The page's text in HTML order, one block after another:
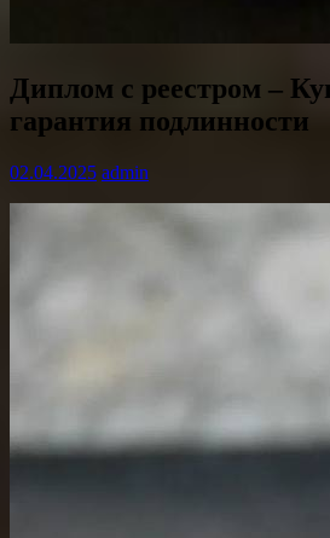
Диплом с реестром –
гарантия подлинности
02.04.2025 admin